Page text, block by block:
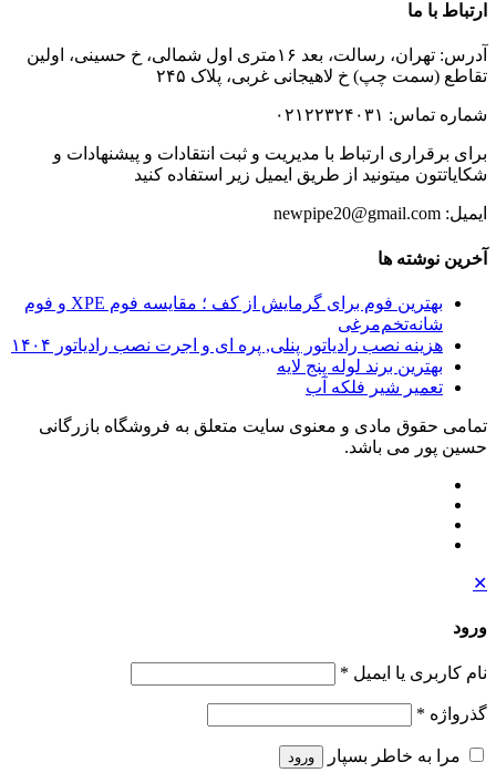
ارتباط با ما
آدرس: تهران، رسالت، بعد ۱۶متری اول شمالی، خ حسینی، اولین
تقاطع (سمت چپ) خ لاهیجانی غربی، پلاک ۲۴۵
شماره تماس: ۰۲۱۲۲۳۲۴۰۳۱
برای برقراری ارتباط با مدیریت و ثبت انتقادات و پیشنهادات و
شکایاتتون میتونید از طریق ایمیل زیر استفاده کنید
ایمیل: newpipe20@gmail.com
آخرین نوشته ها
بهترین فوم برای گرمایش از کف ؛ مقایسه فوم XPE و فوم
شانه‌تخم‌مرغی
هزینه نصب رادیاتور پنلی, پره ای و اجرت نصب رادیاتور ۱۴۰۴
بهترین برند لوله پنج لایه
تعمیر شیر فلکه آب
تمامی حقوق مادی و معنوی سایت متعلق به فروشگاه بازرگانی
حسین پور می باشد.
✕
ورود
نام کاربری یا ایمیل *
گذرواژه *
مرا به خاطر بسپار ورود